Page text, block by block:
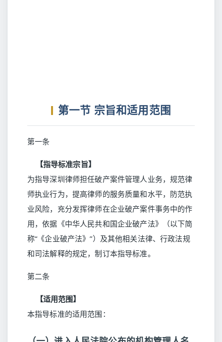
第一节 宗旨和适用范围
第一条
【指导标准宗旨】
为指导深圳律师担任破产案件管理人业务，规范律
师执业行为，提高律师的服务质量和水平，防范执
业风险，充分发挥律师在企业破产案件事务中的作
用，依据《中华人民共和国企业破产法》（以下简
称“《企业破产法》”）及其他相关法律、行政法规
和司法解释的规定，制订本指导标准。
第二条
【适用范围】
本指导标准的适用范围：